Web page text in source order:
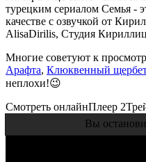
турецким сериалом Семья -
качестве с озвучкой от
AlisaDirilis, Студия
Многие советуют к
Арафта, Клюквенный щербет
неплохи!😉
Смотреть онлайнПлеер 2
Вы